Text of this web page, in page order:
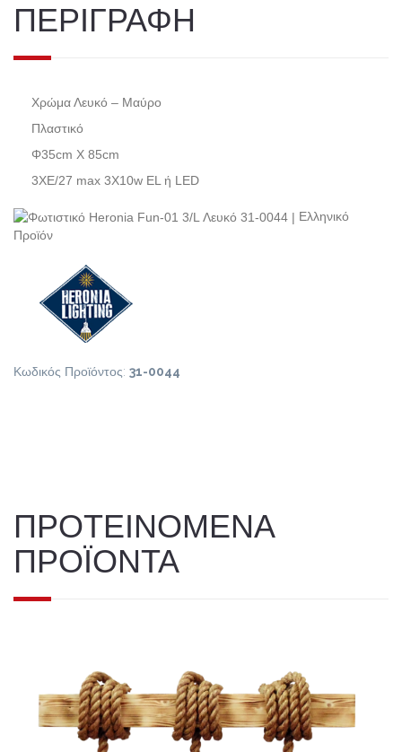
ΠΕΡΙΓΡΑΦΗ
Χρώμα Λευκό – Μαύρο
Πλαστικό
Φ35cm Χ 85cm
3ΧE/27 max 3Χ10w EL ή LED
Ελληνικό
Προϊόν
Κωδικός Προϊόντος: 31-0044
ΠΡΟΤΕΙΝΟΜΕΝΑ
ΠΡΟΪΟΝΤΑ